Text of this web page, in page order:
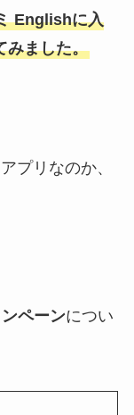
Englishに入
みました。
プリなのか、
ペーンについ